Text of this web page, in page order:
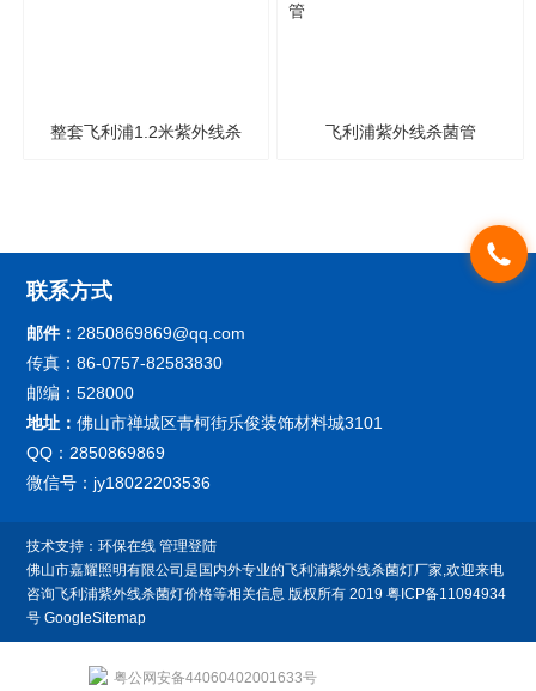
整套飞利浦1.2米紫外线杀 飞利浦紫外线杀菌管
联系方式
邮件： 2850869869@qq.com
传真：86-0757-82583830
邮编：528000
地址：佛山市禅城区青柯街乐俊装饰材料城3101
QQ：2850869869
微信号：jy18022203536
技术支持：环保在线 管理登陆
佛山市嘉耀照明有限公司是国内外专业的飞利浦紫外线杀菌灯厂家,欢迎来电
咨询飞利浦紫外线杀菌灯价格等相关信息 版权所有 2019粤ICP备11094934
号 GoogleSitemap
粤公网安备44060402001633号